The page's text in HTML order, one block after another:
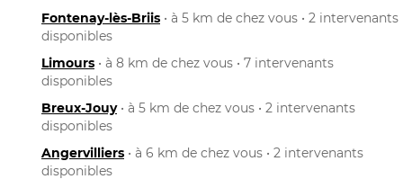
Fontenay-lès-Briis • à 5 km de chez vous • 2 intervenants
disponibles
Limours • à 8 km de chez vous • 7 intervenants
disponibles
Breux-Jouy• à 5 km de chez vous • 2 intervenants
disponibles
Angervilliers • à 6 km de chez vous • 2 intervenants
disponibles